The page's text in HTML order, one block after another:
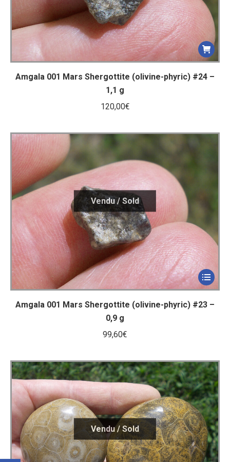
Amgala 001 Mars Shergottite (olivine-phyric) #24 –
1,1 g
120,00€
Amgala 001 Mars Shergottite (olivine-phyric) #23 –
0,9 g
99,60€